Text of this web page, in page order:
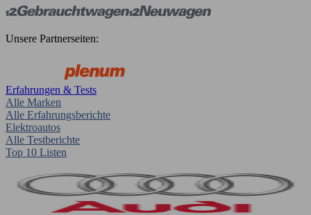
Unsere Partnerseiten:
Erfahrungen & Tests
Alle Marken
Alle Erfahrungsberichte
Elektroautos
Alle Testberichte
Top 10 Listen